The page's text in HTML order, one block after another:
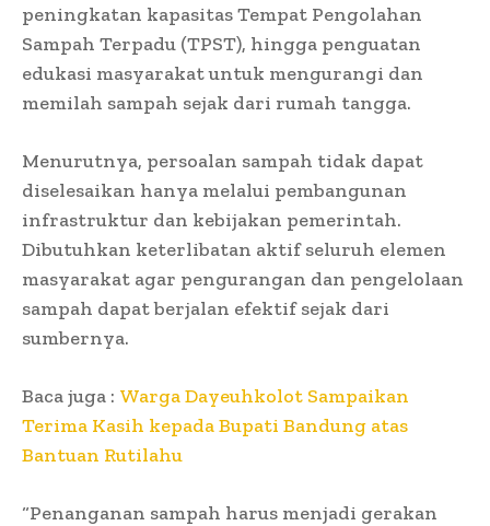
peningkatan kapasitas Tempat Pengolahan
Sampah Terpadu (TPST), hingga penguatan
edukasi masyarakat untuk mengurangi dan
memilah sampah sejak dari rumah tangga.
Menurutnya, persoalan sampah tidak dapat
diselesaikan hanya melalui pembangunan
infrastruktur dan kebijakan pemerintah.
Dibutuhkan keterlibatan aktif seluruh elemen
masyarakat agar pengurangan dan pengelolaan
sampah dapat berjalan efektif sejak dari
sumbernya.
Baca juga : Warga Dayeuhkolot Sampaikan
Terima Kasih kepada Bupati Bandung atas
Bantuan Rutilahu
“Penanganan sampah harus menjadi gerakan